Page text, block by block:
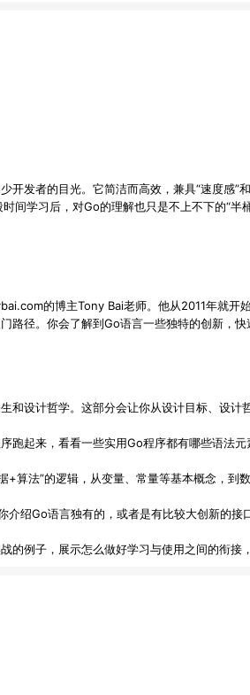
发者的目光。它简洁而高效，兼具“速度感”
学习后，对Go的理解也只是不上不下的“半
的博主Tony Bai老师。他从2011年就开
径。你会了解到Go语言一些独特的创新，
和设计哲学。这部分会让你从设计目标、设
跑起来，看看一些实用Go程序都有哪些语法
+算法”的逻辑，从变量、常量等基本概念，到
介绍Go语言独有的，或者是有比较大创新的
的例子，展示怎么做好学习与使用之间的衔接